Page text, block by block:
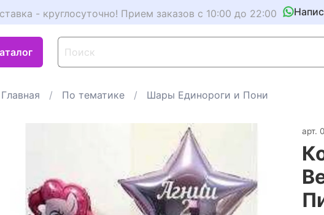
- круглосуточно! Прием заказов с 10:00 до 22:00
Главная По тематике Шары Единороги и Пони
арт.